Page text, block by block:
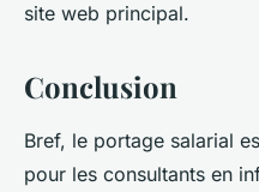
site web principal.
Conclusion
Bref, le portage salarial
pour les consultants en